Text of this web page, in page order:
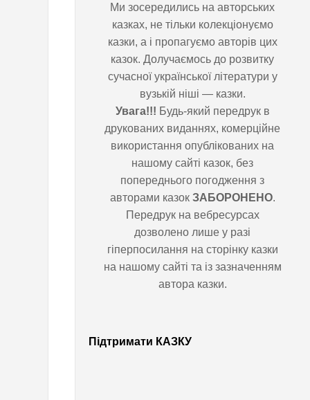
н
н
и
к
а
р
т
а
е
Ми зосередились на авторських
казках, не тільки колекціонуємо
казки, а і пропагуємо авторів цих
казок. Долучаємось до розвитку
сучасної української літератури у
вузькій ніші — казки.
Увага!!!Будь-який передрук в
друкованих виданнях,
комерційне використання
опублікованих на нашому сайті
казок, без попереднього
погодження з авторами казок
ЗАБОРОНЕНО. Передрук на
вебресурсах дозволено лише у
разі гіперпосилання на сторінку
казки на нашому сайті та із
зазначенням автора казки.
Підтримати КАЗКУ